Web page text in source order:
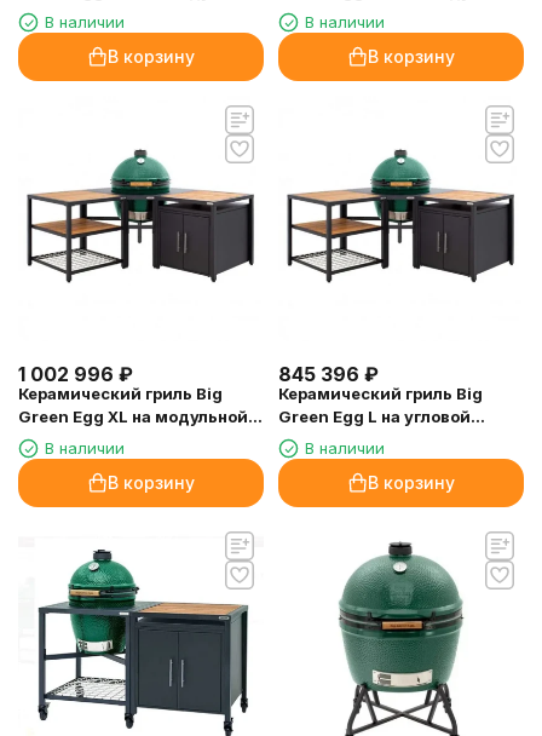
подставке 73см с тумбой
В наличии
В корзину
подставке 73см
В наличии
В корзину
1 002 996 ₽
Керамический гриль Big
Green Egg XL на модульной
угловой подставке в
комбинации со шкафом и
рабочим столом
В наличии
В корзину
845 396 ₽
Керамический гриль Big
Green Egg L на угловой
модульной подставке в
комбинации со шкафом и
рабочим столом
В наличии
В корзину